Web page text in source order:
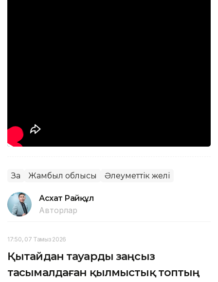
Заң Жамбыл облысы Әлеуметтік желі
Асхат Райқұл
Авторлар
17:50, 07 Тамыз 2026
Қытайдан тауарды заңсыз
тасымалдаған қылмыстық топтың